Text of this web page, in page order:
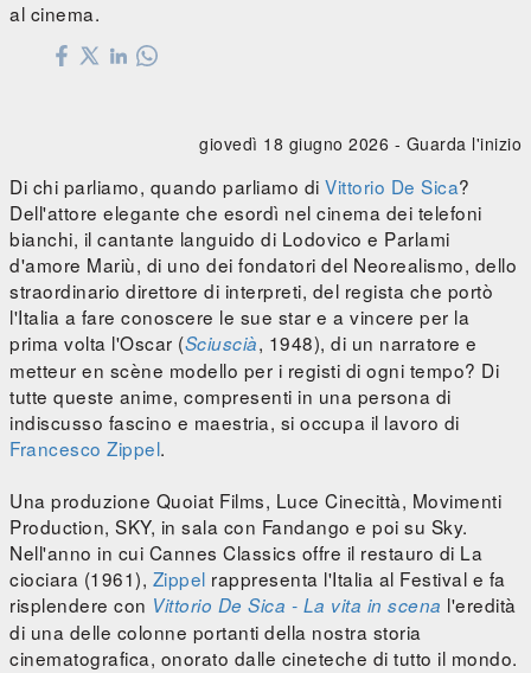
al cinema.
giovedì 18 giugno 2026 - Guarda l'inizio
Di chi parliamo, quando parliamo di Vittorio De Sica?
Dell'attore elegante che esordì nel cinema dei telefoni
bianchi, il cantante languido di Lodovico e Parlami
d'amore Mariù, di uno dei fondatori del Neorealismo, dello
straordinario direttore di interpreti, del regista che portò
l'Italia a fare conoscere le sue star e a vincere per la
prima volta l'Oscar (Sciuscià, 1948), di un narratore e
metteur en scène modello per i registi di ogni tempo? Di
tutte queste anime, compresenti in una persona di
indiscusso fascino e maestria, si occupa il lavoro di
Francesco Zippel.
Una produzione Quoiat Films, Luce Cinecittà, Movimenti
Production, SKY, in sala con Fandango e poi su Sky.
Nell'anno in cui Cannes Classics offre il restauro di La
ciociara (1961), Zippel rappresenta l'Italia al Festival e fa
risplendere con Vittorio De Sica - La vita in scena l'eredità
di una delle colonne portanti della nostra storia
cinematografica, onorato dalle cineteche di tutto il mondo.